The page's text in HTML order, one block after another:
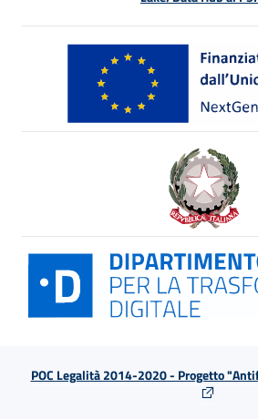
POC Legalità 2014-2020 - Progetto